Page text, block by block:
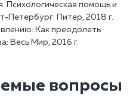
Психологическая помощь и
Петербург: Питер, 2018 г.
Как преодолеть
Весь Мир, 2016 г.
вопросы